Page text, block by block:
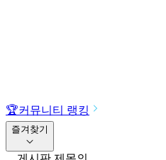
🏆커뮤니티 랭킹
즐겨찾기